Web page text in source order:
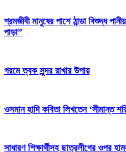
শ্রমজীবী মানুষের পাশে ঠান্ডা বিশুদ্ধ
পাড়া”
গরমে ত্বক সুন্দর রাখার উপায়
ওসমান হাদি কবিতা লিখতেন ‘সীমান্ত
সাধারণ শিক্ষার্থীসহ ছাত্রলীগের ওপর